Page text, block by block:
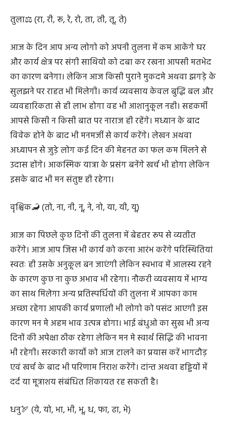
तुला⚖️ (रा, री, रू, रे, रो, ता, ती, तू, ते)
आज के दिन आप अन्य लोगो को अपनी तुलना में कम आकेंगे घर
और कार्य क्षेत्र पर संगी साथियो को दबा कर रखना आपसी मतभेद
का कारण बनेगा। लेकिन आज किसी पुराने मुकदमे अथवा झगड़े के
सुलझने पर राहत भी मिलेगी। कार्य व्यवसाय केवल बुद्धि बल और
व्यवहारिकता से ही लाभ होगा वह भी आशानुकूल नही। सहकर्मी
आपसे किसी न किसी बात पर नाराज ही रहेंगे। मध्यान के बाद
विवेक होने के बाद भी मनमर्जी से कार्य करेंगे। लेखन अथवा
अध्यापन से जुड़े लोग कई दिन की मेहनत का फल कम मिलने से
उदास होंगे। आकस्मिक यात्रा के प्रसंग बनेंगे खर्च भी होगा लेकिन
इसके बाद भी मन संतुष्ट ही रहेगा।
वृश्चिक🦂 (तो, ना, नी, नू, ने, नो, या, यी, यू)
आज का पिछले कुछ दिनों की तुलना में बेहतर रूप से व्यतीत
करेंगे। आज आप जिस भी कार्य को करना आरंभ करेंगे परिस्थितियां
स्वतः ही उसके अनुकूल बन जाएंगी लेकिन स्वभाव में आलस्य रहने
के कारण कुछ ना कुछ अभाव भी रहेगा। नौकरी व्यवसाय में भाग्य
का साथ मिलेगा अन्य प्रतिस्पर्धियों की तुलना में आपका काम
अच्छा रहेगा आपकी कार्य प्रणाली भी लोगो को पसंद आएगी इस
कारण मन मे अहम भाव उत्पन्न होगा। भाई बंधुओ का सुख भी अन्य
दिनों की अपेक्षा ठीक रहेगा लेकिन मन मे स्वार्थ सिद्धि की भावना
भी रहेगी। सरकारी कार्यो को आज टालने का प्रयास करें भागदौड़
एवं खर्च के बाद भी परिणाम निराश करेंगे। दांन्त अथवा हड्डियों में
दर्द या मूत्राशय संबंधित शिकायत रह सकती है।
धनु🏹 (ये, यो, भा, भी, भू, ध, फा, ढा, भे)